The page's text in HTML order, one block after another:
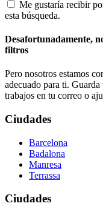
Me gustaría recibir
esta búsqueda.
Desafortunadamente,
filtros
Pero nosotros estamos
adecuado para ti.
trabajos en tu correo o
Ciudades
Barcelona
Badalona
Manresa
Terrassa
Ciudades